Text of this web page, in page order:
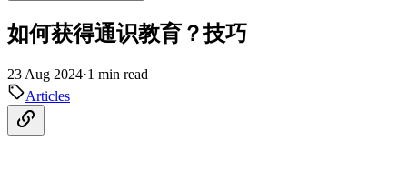
如何获得通识教育？技巧
23 Aug 2024·1 min read
Articles